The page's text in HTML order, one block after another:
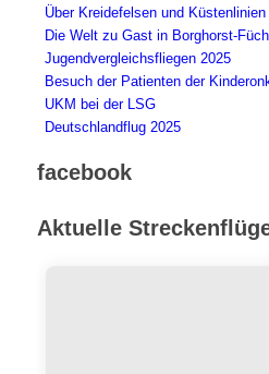
Über Kreidefelsen und
Die Welt zu Gast in Borghorst-
Jugendvergleichsfliegen 2025
Besuch der Patienten der
UKM bei der LSG
Deutschlandflug 2025
facebook
Aktuelle